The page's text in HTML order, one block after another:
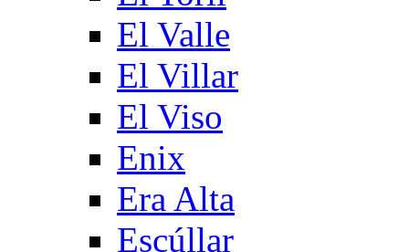
El Valle
El Villar
El Viso
Enix
Era Alta
Escúllar